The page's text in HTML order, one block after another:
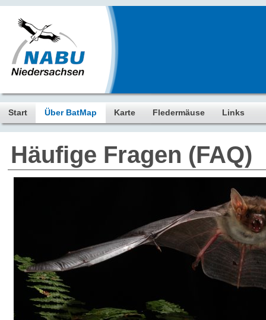
Start Über BatMap Karte Fledermäuse Links
Häufige Fragen (FAQ)